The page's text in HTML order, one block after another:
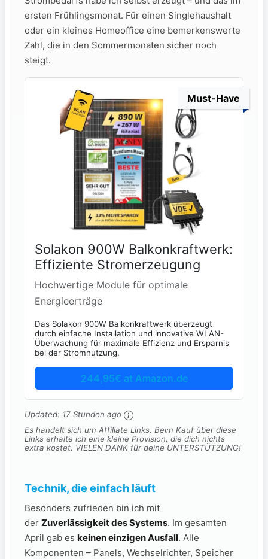
ersten Frühlingsmonat. Für einen Singlehaushalt
oder ein kleines Homeoffice eine bemerkenswerte
Zahl, die in den Sommermonaten sicher noch
steigt.
Must-Have
Solakon 900W Balkonkraftwerk:
Effiziente Stromerzeugung
Hochwertige Module für optimale
Energieerträge
Das Solakon 900W Balkonkraftwerk überzeugt
durch einfache Installation und innovative WLAN-
Überwachung für maximale Effizienz und Ersparnis
bei der Stromnutzung.
244,95€ at Amazon.de
Updated: 17 Stunden ago
Es handelt sich um Affiliate Links. Beim Kauf über diese
Links erhalte ich eine kleine Provision, die dich nichts
extra kostet. VIELEN DANK für deine UNTERSTÜTZUNG!
Technik, die einfach läuft
Besonders zufrieden bin ich mit
der Zuverlässigkeit des Systems. Im gesamten
April gab es keinen einzigen Ausfall. Alle
Komponenten – Panels, Wechselrichter, Speicher